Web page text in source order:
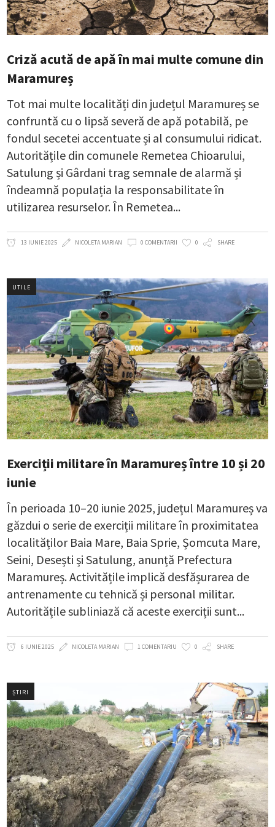
Criză acută de apă în mai multe comune din
Maramureș
Tot mai multe localități din județul Maramureș se
confruntă cu o lipsă severă de apă potabilă, pe
fondul secetei accentuate și al consumului ridicat.
Autoritățile din comunele Remetea Chioarului,
Satulung și Gârdani trag semnale de alarmă și
îndeamnă populația la responsabilitate în
utilizarea resurselor. În Remetea
13 IUNIE 2025 NICOLETA MARIAN 0 COMENTARII 0 SHARE
UTILE
Exerciții militare în Maramureș între 10 și 20
iunie
În perioada 10–20 iunie 2025, județul Maramureș va
găzdui o serie de exerciții militare în proximitatea
localităților Baia Mare, Baia Sprie, Șomcuta Mare,
Seini, Desești și Satulung, anunță Prefectura
Maramureș. Activitățile implică desfășurarea de
antrenamente cu tehnică și personal militar.
Autoritățile subliniază că aceste exerciții sunt
6 IUNIE 2025 NICOLETA MARIAN 1 COMENTARIU 0 SHARE
ȘTIRI